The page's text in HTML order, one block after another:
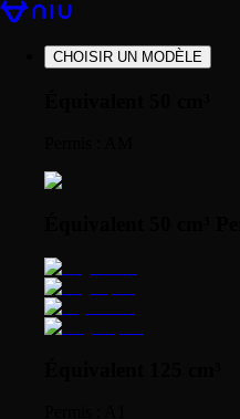
CHOISIR UN MODÈLE